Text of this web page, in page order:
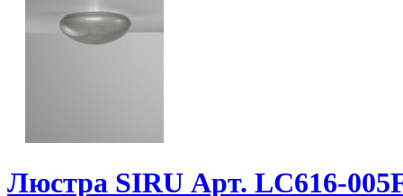
Люстра SIRU Арт. LC616-